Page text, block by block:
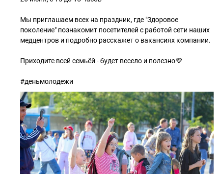
Мы приглашаем всех на праздник, где "Здоровое
поколение" познакомит посетителей с работой сети наших
медцентров и подробно расскажет о вакансиях компании.
Приходите всей семьёй - будет весело и полезно💜
#деньмолодежи